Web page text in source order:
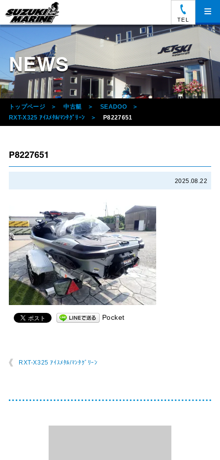
TEL
≡
NEWS
トップページ 中古艇
SEADOO
RXT-X325 ｱｲｽﾒﾀﾙ/ﾏﾝﾀｸﾞﾘｰﾝ
P8227651
P8227651
2025.08.22
Pocket
RXT-X325 ｱｲｽﾒﾀﾙ/ﾏﾝﾀｸﾞﾘｰﾝ